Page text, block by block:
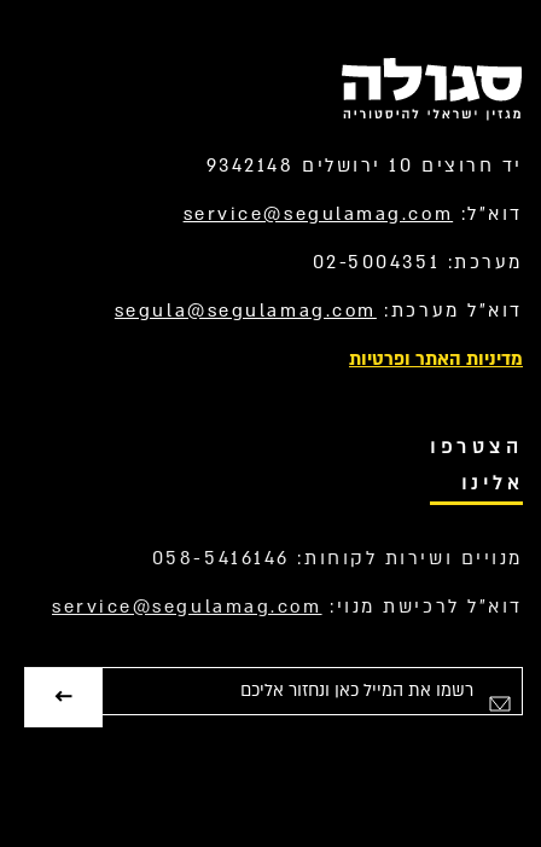
יד חרוצים 10 ירושלים 9342148
דוא”ל: service@segulamag.com
מערכת: 02-5004351
דוא”ל מערכת: segula@segulamag.com
מדיניות האתר ופרטיות
הצטרפו
אלינו
מנויים ושירות לקוחות: 058-5416146
דוא”ל לרכישת מנוי: service@segulamag.com